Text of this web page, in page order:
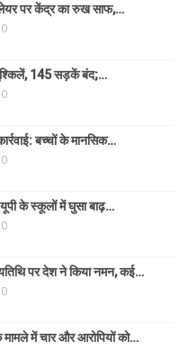
पर केंद्र का रुख साफ,…
0
मुश्किलें, 145 सड़कें बंद;…
0
बच्चों के मानसिक…
0
के स्कूलों में घुसा बाढ़…
0
पर देश ने किया नमन, कई…
0
मामले में चार और आरोपियों को…